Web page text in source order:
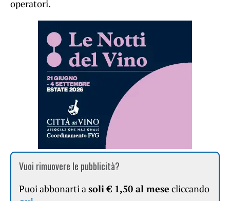
operatori.
Vuoi rimuovere le pubblicità?
Puoi abbonarti asoli € 1,50 al mese cliccando